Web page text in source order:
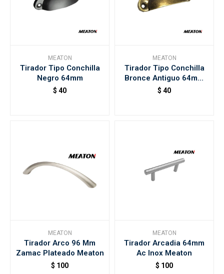
MEATON
Tirador Tipo Conchilla
Negro 64mm
$ 40
MEATON
Tirador Tipo Conchilla
Bronce Antiguo 64mm
Meaton
$ 40
MEATON
Tirador Arco 96 Mm
Zamac Plateado Meaton
$ 100
MEATON
Tirador Arcadia 64mm
Ac Inox Meaton
$ 100
Contacto